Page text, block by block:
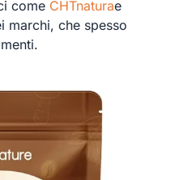
come CHTnaturae
marchi, che spesso